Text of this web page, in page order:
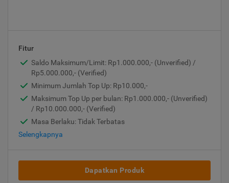
Fitur
Saldo Maksimum/Limit: Rp1.000.000,- (Unverified) /
Rp5.000.000,- (Verified)
Minimum Jumlah Top Up: Rp10.000,-
Maksimum Top Up per bulan: Rp1.000.000,- (Unverified)
/ Rp10.000.000,- (Verified)
Masa Berlaku: Tidak Terbatas
Selengkapnya
Dapatkan Produk